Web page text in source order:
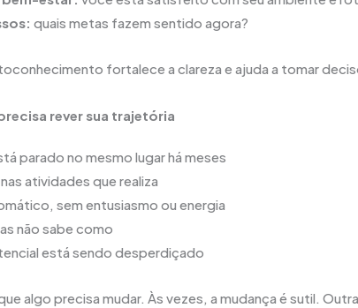
quais metas fazem sentido agora?
fortalece a clareza e ajuda a tomar
rever sua trajetória
parado no mesmo lugar há meses
atividades que realiza
sem entusiasmo ou energia
não sabe como
está sendo desperdiçado
algo precisa mudar. Às vezes, a mudança é sutil.